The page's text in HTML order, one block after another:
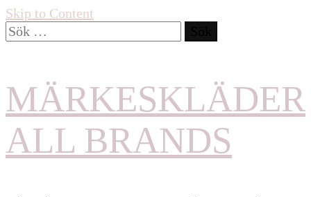
Skip to Content
Sök
efter:
MÄRKESKLÄDER
ALL BRANDS